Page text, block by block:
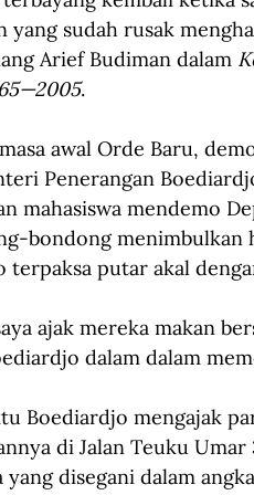
yang sudah rusak
Arief Budiman dalam
.
awal Orde Baru,
Penerangan
mahasiswa mendemo
bondong
terpaksa putar akal
ajak mereka makan
dalam dalam
Boediardjo mengajak
di Jalan Teuku
yang disegani dalam